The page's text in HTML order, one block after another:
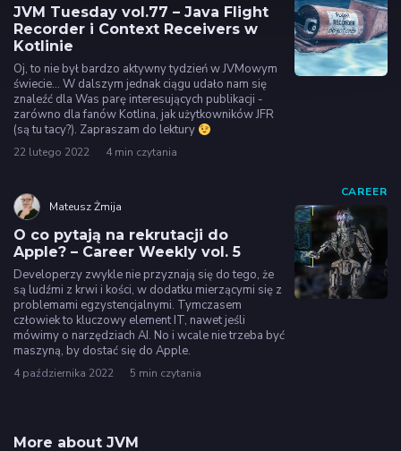
JVM Tuesday vol.77 – Java Flight
Recorder i Context Receivers w
Kotlinie
Oj, to nie był bardzo aktywny tydzień w JVMowym
świecie... W dalszym jednak ciągu udało nam się
znaleźć dla Was parę interesujących publikacji -
zarówno dla fanów Kotlina, jak użytkowników JFR
(są tu tacy?). Zapraszam do lektury
22 lutego 2022 4 min czytania
CAREER
Mateusz Żmija
O co pytają na rekrutacji do
Apple? – Career Weekly vol. 5
Developerzy zwykle nie przyznają się do tego, że
są ludźmi z krwi i kości, w dodatku mierzącymi się z
problemami egzystencjalnymi. Tymczasem
człowiek to kluczowy element IT, nawet jeśli
mówimy o narzędziach AI. No i wcale nie trzeba być
maszyną, by dostać się do Apple.
4 października 2022 5 min czytania
More about JVM